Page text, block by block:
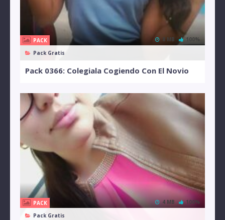
PACK
Pack Gratis
8 MB 100%
Pack 0366: Colegiala Cogiendo Con El Novio
PACK
Pack Gratis
4 MB 100%